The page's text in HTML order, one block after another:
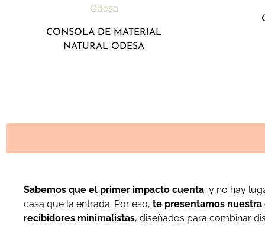
CONSOLA DE MATERIAL
NATURAL ODESA
Sabemos que el primer impacto cuenta, y no hay
casa que la entrada. Por eso, te presentamos
recibidores minimalistas, diseñados para combinar